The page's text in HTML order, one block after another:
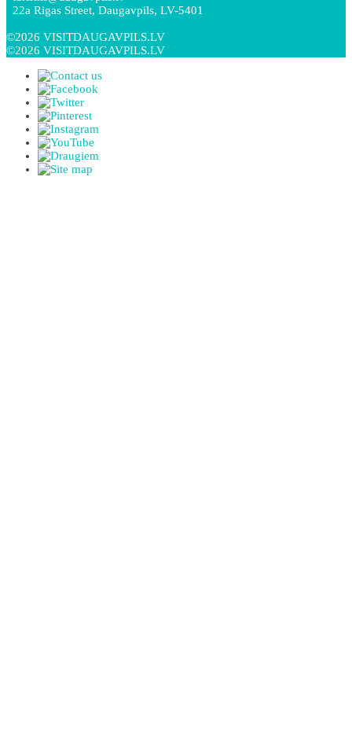
22a Rigas Street, Daugavpils, LV-5401
©2026 VISITDAUGAVPILS.LV
©2026 VISITDAUGAVPILS.LV